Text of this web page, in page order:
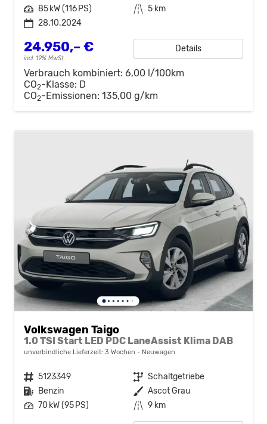
Leistung 85 kW (116 PS) Kilometerstand 5 km
28.10.2024
24.950,– €
incl. 19% MwSt.
Details
Verbrauch kombiniert: 6,00 l/100km
CO2-Klasse: D
CO2-Emissionen: 135,00 g/km
Volkswagen Taigo
1.0 TSI Start LED PDC LaneAssist Klima DAB
unverbindliche Lieferzeit: 3 Wochen Neuwagen
Fahrzeugnr. 5123349 Getriebe Schaltgetriebe
Kraftstoff Benzin Außenfarbe Ascot Grau
Leistung 70 kW (95 PS) Kilometerstand 9 km